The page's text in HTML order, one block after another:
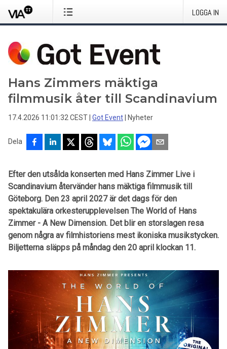
LOGGA IN
Hans Zimmers mäktiga
filmmusik åter till Scandinavium
17.4.2026 11:01:32 CEST Got Event Nyheter
Dela
Efter den utsålda konserten med Hans Zimmer Live i
Scandinavium återvänder hans mäktiga filmmusik till
Göteborg. Den 23 april 2027 är det dags för den
spektakulära orkesterupplevelsen The World of Hans
Zimmer - A New Dimension. Det blir en storslagen resa
genom några av filmhistoriens mest ikoniska musikstycken.
Biljetterna släpps på måndag den 20 april klockan 11.